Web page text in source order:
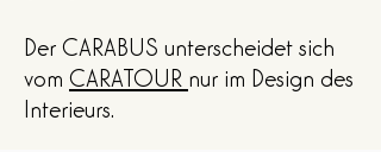
Der CARABUS unterscheidet sich
vom CARATOUR nur im Design des
Interieurs.